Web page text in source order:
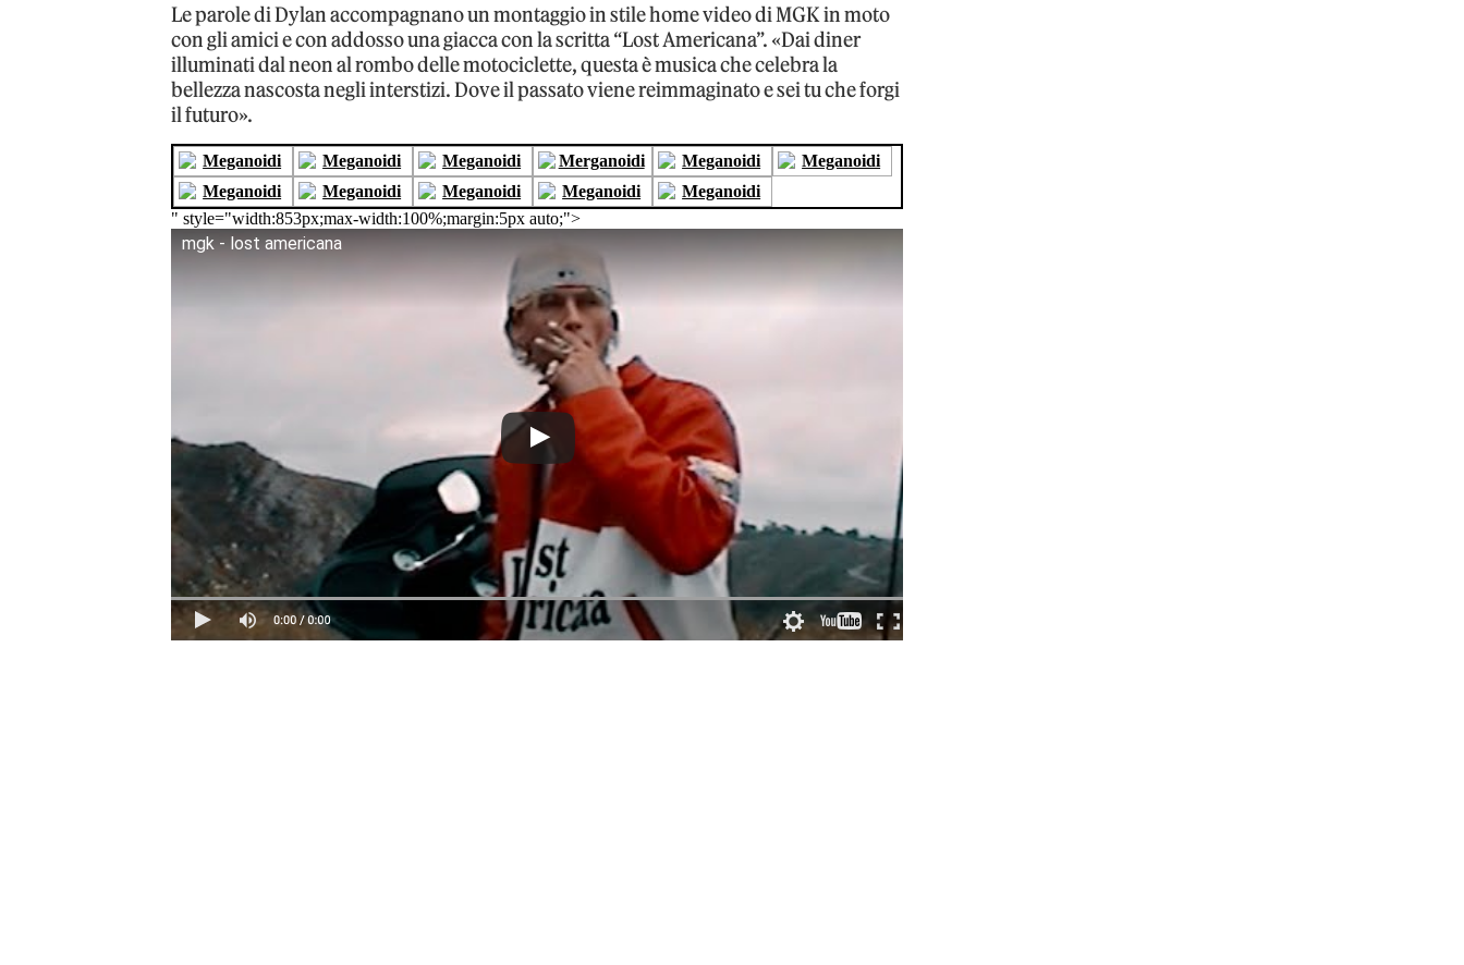
Le parole di Dylan accompagnano un montaggio in stile home video di MGK in moto
con gli amici e con addosso una giacca con la scritta “Lost Americana”. «Dai diner
illuminati dal neon al rombo delle motociclette, questa è musica che celebra la
bellezza nascosta negli interstizi. Dove il passato viene reimmaginato e sei tu che forgi
il futuro».
" style="width:853px;max-width:100%;margin:5px auto;">
mgk - lost americana